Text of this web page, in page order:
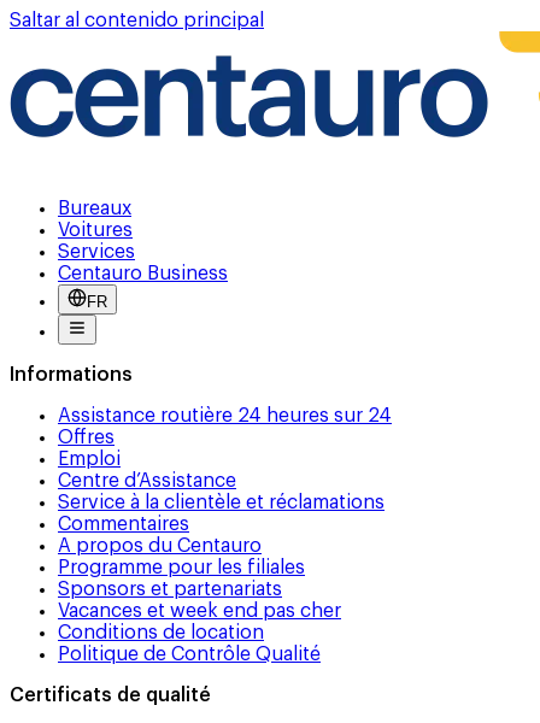
Saltar al contenido principal
Bureaux
Voitures
Services
Centauro Business
FR
Informations
Assistance routière 24 heures sur 24
Offres
Emploi
Centre d’Assistance
Service à la clientèle et réclamations
Commentaires
A propos du Centauro
Programme pour les filiales
Sponsors et partenariats
Vacances et week end pas cher
Conditions de location
Politique de Contrôle Qualité
Certificats de qualité